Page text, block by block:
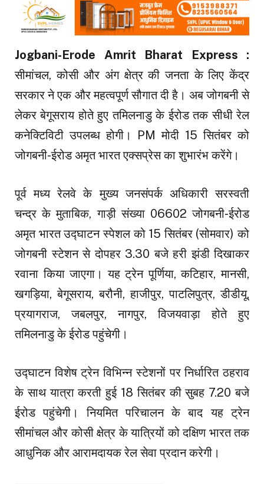
Jogbani-Erode Amrit Bharat Express :
सीमांचल, कोसी और अंग क्षेत्र की जनता के लिए केंद्र
सरकार ने एक और महत्वपूर्ण सौगात दी है। अब जोगबनी से
लेकर बेगूसराय होते हुए तमिलनाडु के ईरोड तक सीधी रेल
कनेक्टिविटी उपलब्ध होगी। PM मोदी 15 सितंबर को
जोगबनी-ईरोड अमृत भारत एक्सप्रेस का शुभारंभ करेंगे।
पूर्व मध्य रेलवे के मुख्य जनसंपर्क अधिकारी सरस्वती
चन्द्र के मुताबिक, गाड़ी संख्या 06602 जोगबनी-ईरोड
अमृत भारत उद्घाटन स्पेशल को 15 सितंबर (सोमवार) को
जोगबनी स्टेशन से दोपहर 3.30 बजे हरी झंडी दिखाकर
रवाना किया जाएगा। यह ट्रेन पूर्णिया, कटिहार, मानसी,
खगड़िया, बेगूसराय, बरौनी, हाजीपुर, पाटलिपुत्र, डीडीयू,
प्रयागराज, जबलपुर, नागपुर, विजयवाड़ा होते हुए
तमिलनाडु के ईरोड पहुंचेगी।
उद्घाटन विशेष ट्रेन विभिन्न स्टेशनों पर निर्धारित ठहराव
के साथ यात्रा करती हुई 18 सितंबर की सुबह 7.20 बजे
ईरोड पहुंचेगी। नियमित परिचालन के बाद यह ट्रेन
सीमांचल और कोसी क्षेत्र के यात्रियों को दक्षिण भारत तक
आधुनिक और आरामदायक रेल सेवा प्रदान करेगी।